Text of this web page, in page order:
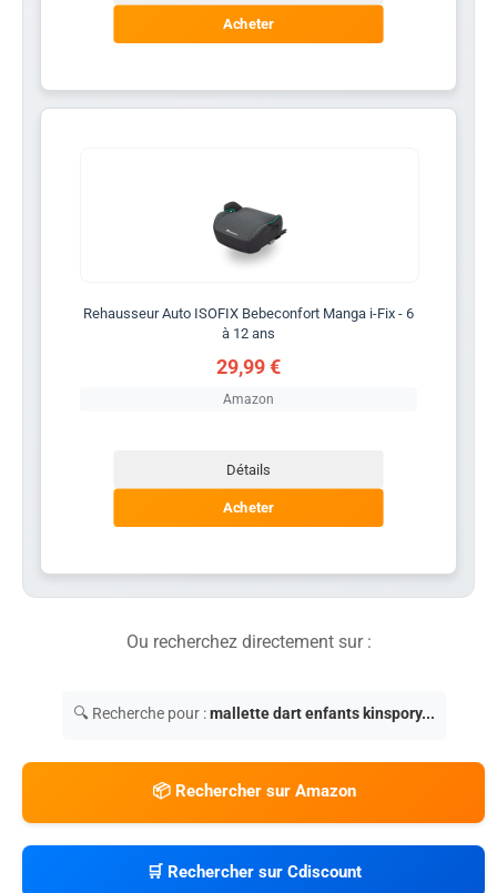
Acheter
Rehausseur Auto ISOFIX Bebeconfort Manga i-Fix - 6
à 12 ans
29,99 €
Amazon
Détails
Acheter
Ou recherchez directement sur :
🔍 Recherche pour :mallette dart enfants kinspory...
📦 Rechercher sur Amazon
🛒 Rechercher sur Cdiscount